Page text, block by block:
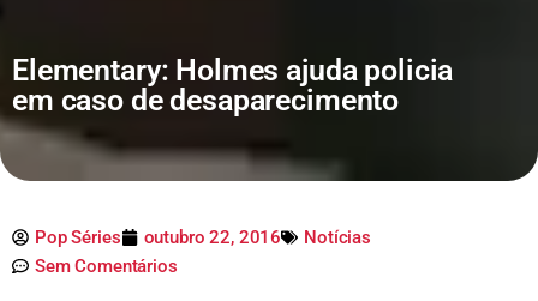
Elementary: Holmes ajuda policia
em caso de desaparecimento
Pop Séries outubro 22, 2016
Notícias
Sem Comentários